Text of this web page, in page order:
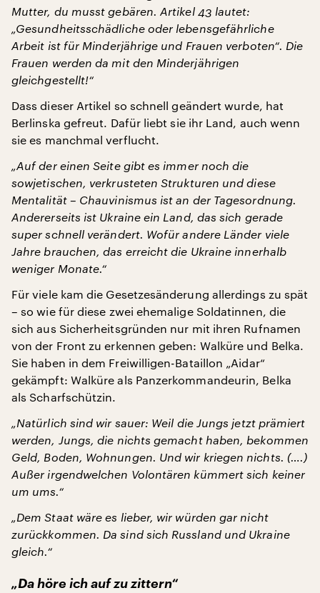
Mutter, du musst gebären. Artikel 43 lautet:
„Gesundheitsschädliche oder lebensgefährliche
Arbeit ist für Minderjährige und Frauen verboten“. Die
Frauen werden da mit den Minderjährigen
gleichgestellt!“
Dass dieser Artikel so schnell geändert wurde, hat
Berlinska gefreut. Dafür liebt sie ihr Land, auch wenn
sie es manchmal verflucht.
„Auf der einen Seite gibt es immer noch die
sowjetischen, verkrusteten Strukturen und diese
Mentalität – Chauvinismus ist an der Tagesordnung.
Andererseits ist Ukraine ein Land, das sich gerade
super schnell verändert. Wofür andere Länder viele
Jahre brauchen, das erreicht die Ukraine innerhalb
weniger Monate.“
Für viele kam die Gesetzesänderung allerdings zu spät
– so wie für diese zwei ehemalige Soldatinnen, die
sich aus Sicherheitsgründen nur mit ihren Rufnamen
von der Front zu erkennen geben: Walküre und Belka.
Sie haben in dem Freiwilligen-Bataillon „Aidar“
gekämpft: Walküre als Panzerkommandeurin, Belka
als Scharfschützin.
„Natürlich sind wir sauer: Weil die Jungs jetzt prämiert
werden, Jungs, die nichts gemacht haben, bekommen
Geld, Boden, Wohnungen. Und wir kriegen nichts. (….)
Außer irgendwelchen Volontären kümmert sich keiner
um ums.“
„Dem Staat wäre es lieber, wir würden gar nicht
zurückkommen. Da sind sich Russland und Ukraine
gleich.“
„Da höre ich auf zu zittern“